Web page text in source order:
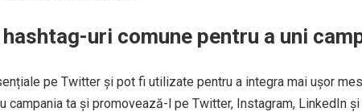
uri comune pentru a uni
pe Twitter și pot fi utilizate pentru a integra mai ușor
campania ta și promovează-l pe Twitter, Instagram, LinkedIn